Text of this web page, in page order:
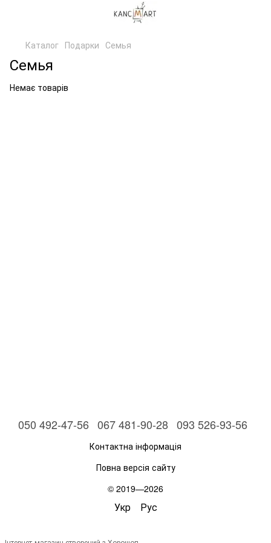
Каталог Подарки Семья
Семья
Немає товарів
050 492-47-56 067 481-90-28 093 526-93-56
Контактна інформація
Повна версія сайту
© 2019—2026
Укр Рус